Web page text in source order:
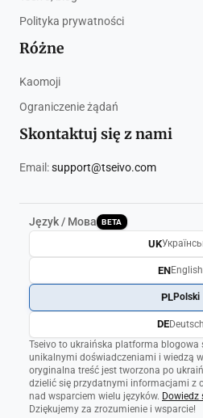
Polityka prywatności
Różne
Kaomoji
Ograniczenie żądań
Skontaktuj się z nami
Email:support@tseivo.com
Język / Мова BETA
Tseivo to ukraińska platforma blogowa
unikalnymi doświadczeniami i wiedzą
oryginalna treść jest tworzona po
dzielić się przydatnymi informacjami z
nad wsparciem wielu języków. Dowiedz
Dziękujemy za zrozumienie i wsparcie!
UK
ENEnglish
PLPolski
DEDeutsch